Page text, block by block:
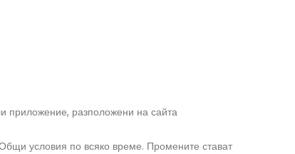
приложение, разположени на сайта
условия по всяко време. Промените стават